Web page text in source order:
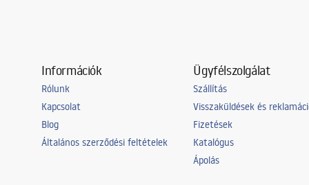
Információk
Rólunk
Kapcsolat
Blog
Általános szerződési feltételek
Ügyfélszolgálat
Szállítás
Visszaküldések és
Fizetések
Katalógus
Ápolás